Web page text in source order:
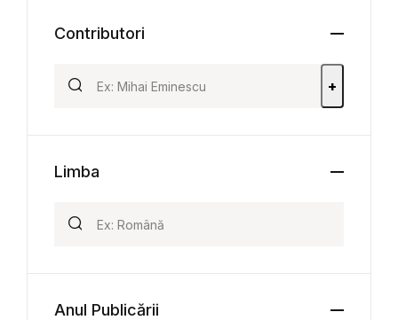
Contributori
+
Limba
Anul Publicării